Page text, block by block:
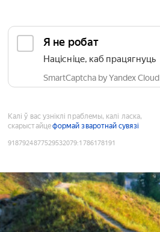
Я не робат
Націсніце, каб працягнуць
SmartCaptcha by Yandex Cloud
Калі ў вас узніклі праблемы, калі ласка,
скарыстайцеформай зваротнай сувязі
9187924877529532079:1786178191